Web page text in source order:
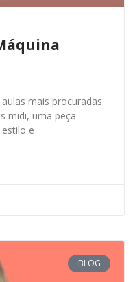
mais procuradas
midi, uma peça
e
BLOG